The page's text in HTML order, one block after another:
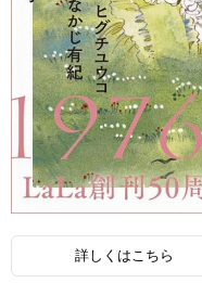
詳しくはこちら